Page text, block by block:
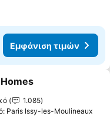
Εμφάνιση τιμών
στα αγαπημένα
1.085
Paris Issy-les-Moulineaux